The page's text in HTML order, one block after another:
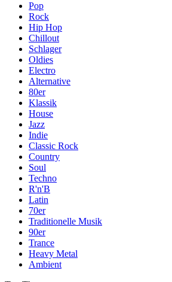
Pop
Rock
Hip Hop
Chillout
Schlager
Oldies
Electro
Alternative
80er
Klassik
House
Jazz
Indie
Classic Rock
Country
Soul
Techno
R'n'B
Latin
70er
Traditionelle Musik
90er
Trance
Heavy Metal
Ambient